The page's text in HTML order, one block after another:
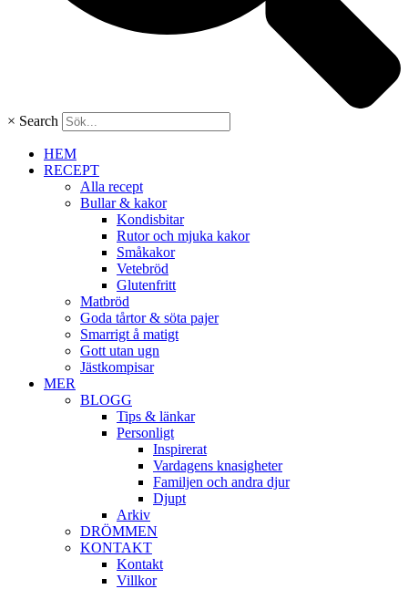
× Search
HEM
RECEPT
Alla recept
Bullar & kakor
Kondisbitar
Rutor och mjuka kakor
Småkakor
Vetebröd
Glutenfritt
Matbröd
Goda tårtor & söta pajer
Smarrigt å matigt
Gott utan ugn
Jästkompisar
MER
BLOGG
Tips & länkar
Personligt
Inspirerat
Vardagens knasigheter
Familjen och andra djur
Djupt
Arkiv
DRÖMMEN
KONTAKT
Kontakt
Villkor